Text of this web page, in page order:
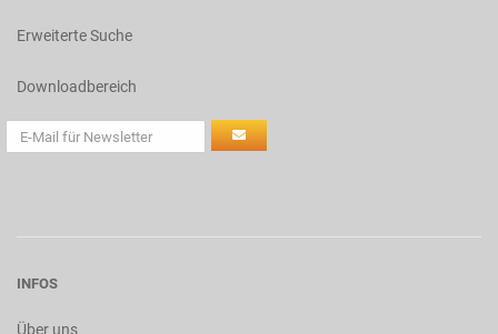
Erweiterte Suche
Downloadbereich
INFOS
Über uns